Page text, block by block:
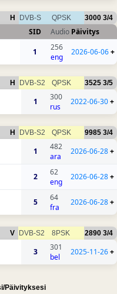
H DVB-S QPSK 3000 3/4
SID Audio Päivitys
1
256
eng
2026-06-06+
H DVB-S2 QPSK 3525 3/5
1
300
rus
2022-06-30+
H DVB-S2 QPSK 9985 3/4
1
482
ara
2026-06-28+
2
62
eng
2026-06-28+
5
64
fra
2026-06-28+
V DVB-S2 8PSK 2890 3/4
3
301
bel
2025-11-26+
Päivityksesi